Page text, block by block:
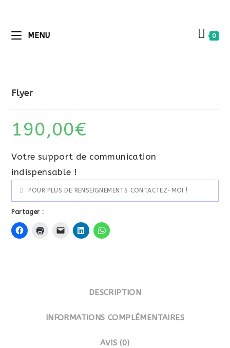
MENU 0
Flyer
190,00€
Votre support de communication
indispensable !
POUR PLUS DE RENSEIGNEMENTS CONTACTEZ-MOI !
Partager :
DESCRIPTION
INFORMATIONS COMPLÉMENTAIRES
AVIS (0)